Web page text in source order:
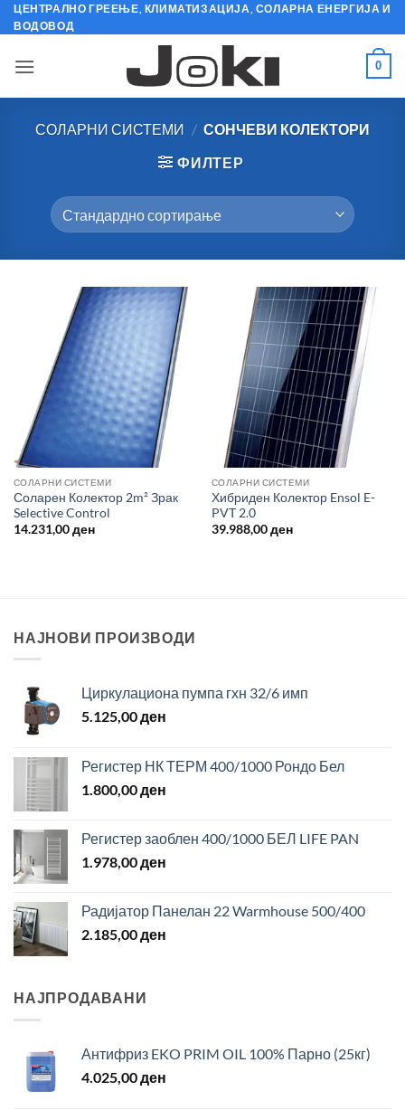
Skip
to
ЦЕНТРАЛНО ГРЕЕЊЕ, КЛИМАТИЗАЦИЈА, СОЛАРНА ЕНЕРГИЈА И
ВОДОВОД
0
СОЛАРНИ СИСТЕМИ / СОНЧЕВИ КОЛЕКТОРИ
ФИЛТЕР
СОЛАРНИ СИСТЕМИ
Соларен Колектор 2m² Зрак
Selective Control
14.231,00ден
СОЛАРНИ СИСТЕМИ
Хибриден Колектор Ensol E-
PVT 2.0
39.988,00ден
НАЈНОВИ ПРОИЗВОДИ
Циркулациона пумпа гхн 32/6 имп
5.125,00ден
Регистер НК ТЕРМ 400/1000 Рондо Бел
1.800,00ден
Регистер заоблен 400/1000 БЕЛ LIFE PAN
1.978,00ден
Радијатор Панелан 22 Warmhouse 500/400
2.185,00ден
НАЈПРОДАВАНИ
Антифриз EKO PRIM OIL 100% Парно (25кг)
4.025,00ден